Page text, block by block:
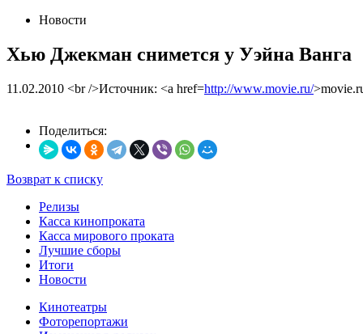
Новости
Хью Джекман снимется у Уэйна Ванга
11.02.2010 <br />Источник: <a href=http://www.movie.ru/
Поделиться:
Возврат к списку
Релизы
Касса кинопроката
Касса мирового проката
Лучшие сборы
Итоги
Новости
Кинотеатры
Фоторепортажи